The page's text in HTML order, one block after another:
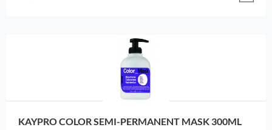
KAYPRO COLOR SEMI-PERMANENT MASK 300ML